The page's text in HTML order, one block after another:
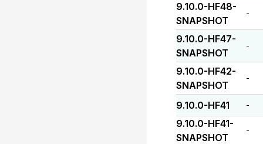
9.10.0-HF48-
SNAPSHOT
-
9.10.0-HF47-
SNAPSHOT
-
9.10.0-HF42-
SNAPSHOT
-
9.10.0-HF41 -
9.10.0-HF41-
SNAPSHOT
-